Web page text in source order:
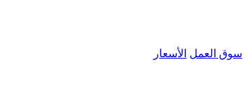
سوق العمل الأسعار